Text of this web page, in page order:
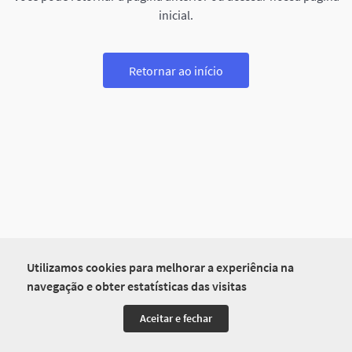
Utilizamos cookies para melhorar a experiência na
navegação e obter estatísticas das visitas
Aceitar e fechar
inicial.
Retornar ao início